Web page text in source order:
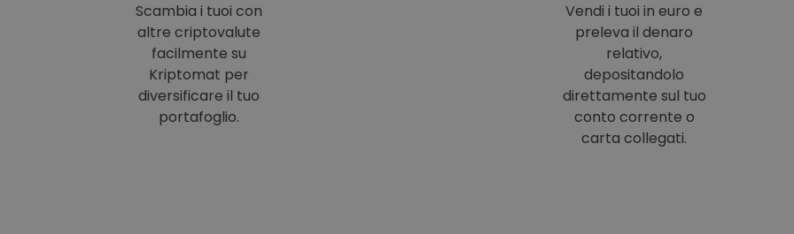
Scambia i tuoi con
altre criptovalute
facilmente su
Kriptomat per
diversificare il tuo
portafoglio.
Vendi i tuoi in euro e
preleva il denaro
relativo,
depositandolo
direttamente sul tuo
conto corrente o
carta collegati.